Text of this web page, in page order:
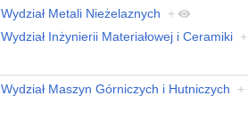
Wydział Metali Nieżelaznych
+
Wydział Inżynierii Materiałowej i Ceramiki +
Wydział Maszyn Górniczych i Hutniczych +